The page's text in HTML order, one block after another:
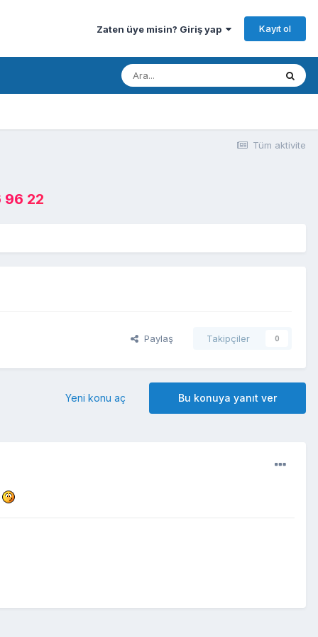
Zaten üye misin? Giriş yap Kayıt ol
Tüm aktivite
96 22
Paylaş Takipçiler 0
Bu konuya yanıt ver
Yeni konu aç